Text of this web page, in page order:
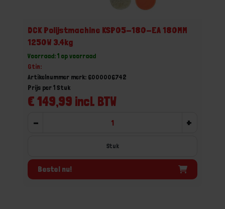
DCK Polijstmachine KSP05-180-EA 180MM
1250W 3.4kg
Voorraad: 1 op voorraad
Gtin:
Artikelnummer merk: 6000006742
€ 149,99 incl. BTW
Prijs per 1 Stuk
- +
Stuk
Bestel nu!